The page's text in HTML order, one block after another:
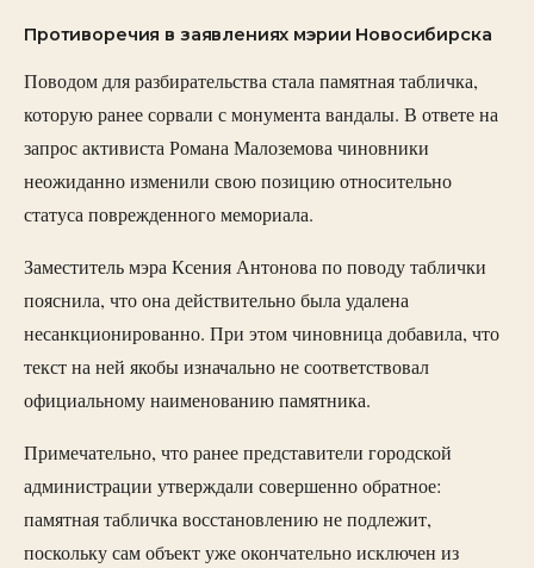
Противоречия в заявлениях мэрии Новосибирска
Поводом для разбирательства стала памятная табличка,
которую ранее сорвали с монумента вандалы. В ответе на
запрос активиста Романа Малоземова чиновники
неожиданно изменили свою позицию относительно
статуса поврежденного мемориала.
Заместитель мэра Ксения Антонова по поводу таблички
пояснила, что она действительно была удалена
несанкционированно. При этом чиновница добавила, что
текст на ней якобы изначально не соответствовал
официальному наименованию памятника.
Примечательно, что ранее представители городской
администрации утверждали совершенно обратное:
памятная табличка восстановлению не подлежит,
поскольку сам объект уже окончательно исключен из